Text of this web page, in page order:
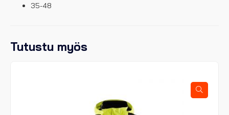
35-48
Tutustu myös